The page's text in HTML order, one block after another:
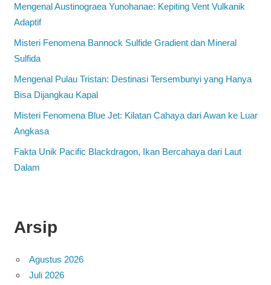
Mengenal Austinograea Yunohanae: Kepiting Vent Vulkanik
Adaptif
Misteri Fenomena Bannock Sulfide Gradient dan Mineral
Sulfida
Mengenal Pulau Tristan: Destinasi Tersembunyi yang Hanya
Bisa Dijangkau Kapal
Misteri Fenomena Blue Jet: Kilatan Cahaya dari Awan ke Luar
Angkasa
Fakta Unik Pacific Blackdragon, Ikan Bercahaya dari Laut
Dalam
Arsip
Agustus 2026
Juli 2026